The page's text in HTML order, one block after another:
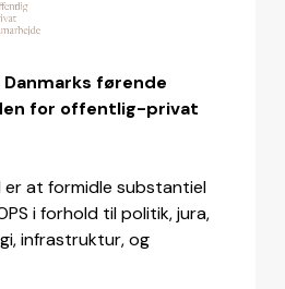
førende
for offentlig-privat
er at formidle substantiel
i forhold til politik, jura,
infrastruktur, og